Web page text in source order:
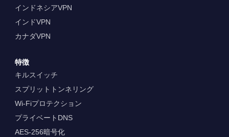
インドネシアVPN
インドVPN
カナダVPN
特徴
キルスイッチ
スプリットトンネリング
Wi-Fiプロテクション
プライベートDNS
AES-256暗号化